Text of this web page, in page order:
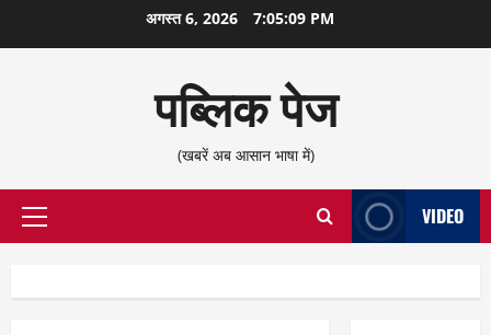
सामग्री
अगस्त 6, 2026 7:05:10 PM
पब्लिक पेज
(खबरें अब आसान भाषा में)
प्राथमिक
VIDEO